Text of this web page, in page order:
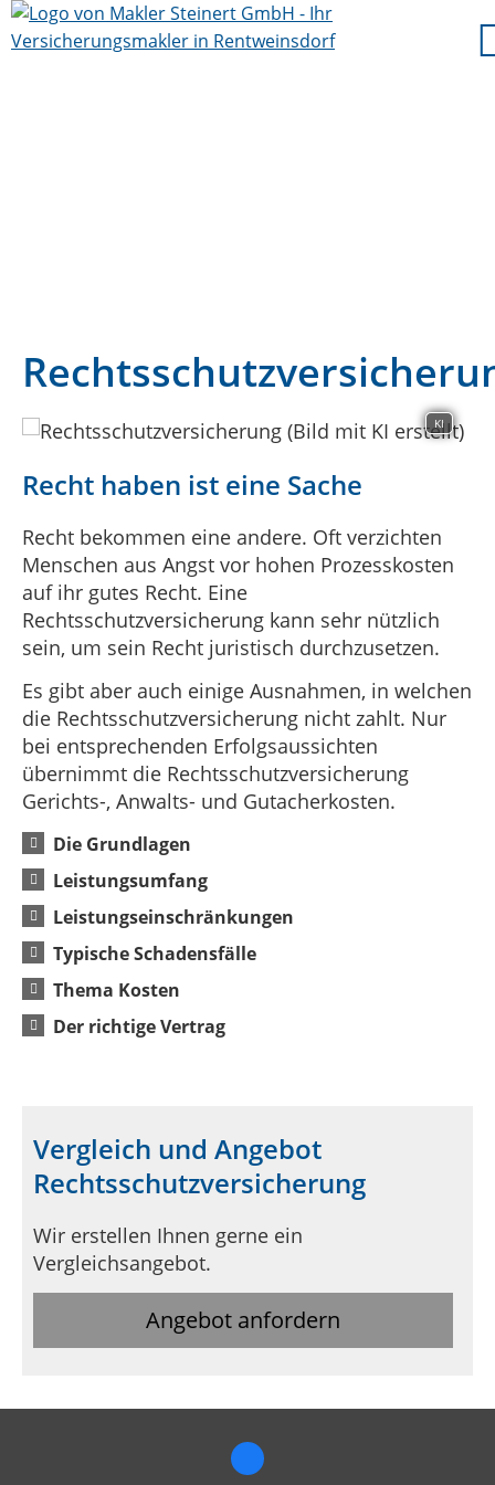
KI
Recht haben ist eine Sache
Recht bekommen eine andere. Oft verzichten
Menschen aus Angst vor hohen Prozesskosten
auf ihr gutes Recht. Eine
Rechtsschutzversicherung kann sehr nützlich
sein, um sein Recht juristisch durchzusetzen.
Es gibt aber auch einige Ausnahmen, in welchen
die Rechtsschutzversicherung nicht zahlt. Nur
bei entsprechenden Erfolgsaussichten
übernimmt die Rechtsschutzversicherung
Gerichts-, Anwalts- und Gutacherkosten.
Die Grundlagen
Leistungsumfang
Leistungseinschränkungen
Typische Schadensfälle
Thema Kosten
Der richtige Vertrag
Vergleich und Angebot
Rechtsschutzversicherung
Wir erstellen Ihnen gerne ein
Vergleichsangebot.
Angebot anfordern